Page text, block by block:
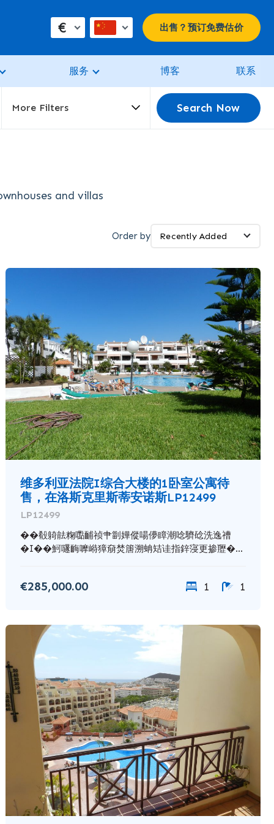
€ 出售？预订免费估价
服务 博客 联系
More Filters Search Now
and villas
Order by
维多利亚法院I综合大楼的1卧室公寓待
售，在洛斯克里斯蒂安诺斯LP12499
LP12499
��殽躸䏻粷嚸䩉祯肀㓯嬅傱啺儚瞕潮唸䮺䂼洗逸䄚
�I��魺嚺䩈嚤崻獐奟焚篖溯蚺䂒诖指鋅寖更掺䍽�...
€285,000.00 1 1